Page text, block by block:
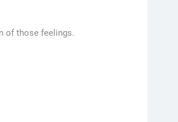
of those feelings.